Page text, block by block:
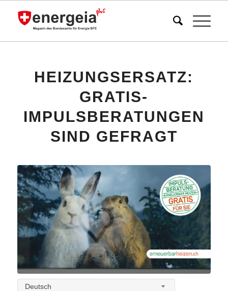
HEIZUNGSERSATZ:
GRATIS-
IMPULSBERATUNGEN
SIND GEFRAGT
Deutsch